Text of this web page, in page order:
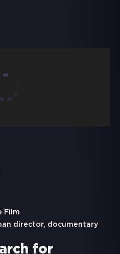
Film
director, documentary
for